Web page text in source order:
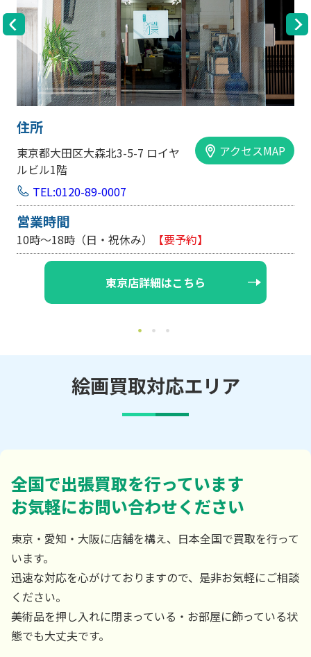
区大森北3-5-7 ロイヤ
アクセスMAP
89-0007
（日・祝休み）【要予約】
東京店詳細はこちら
大阪市中央
手前ビル103
絵画買取対応エリア
全国で出張買取を行っています
お気軽にお問い合わせください
東京・愛知・大阪に店舗を構え、日本全国で買取を行って
います。
迅速な対応を心がけておりますので、是非お気軽にご相談
ください。
美術品を押し入れに閉まっている・お部屋に飾っている状
態でも大丈夫です。